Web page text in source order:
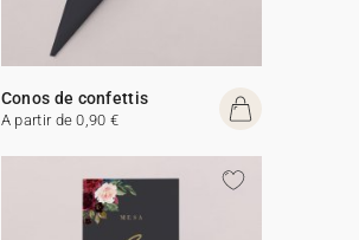
Conos de confettis
A partir de 0,90 €